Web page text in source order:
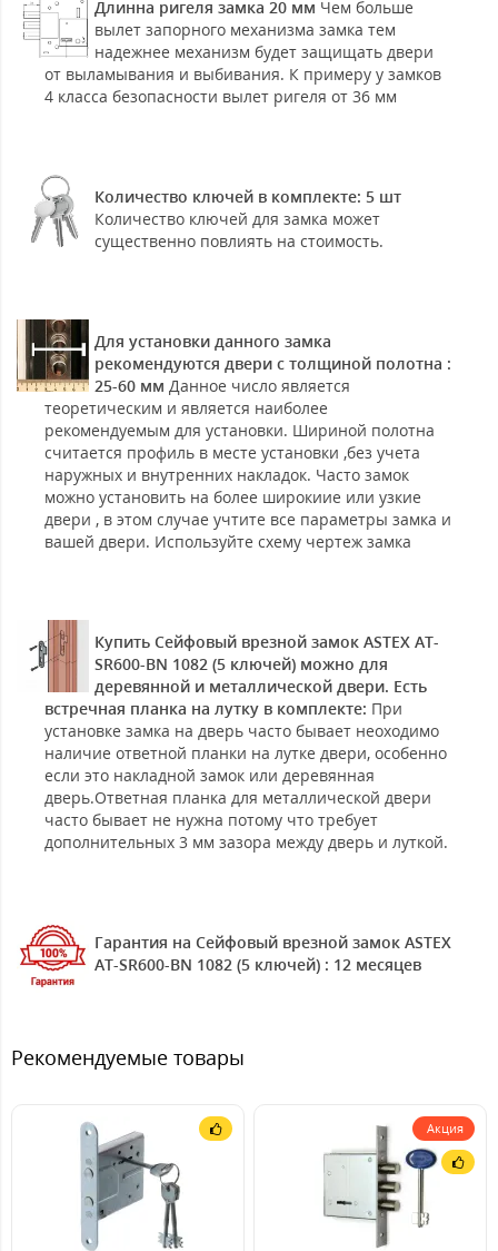
Длинна ригеля замка 20 мм Чем больше
вылет запорного механизма замка тем
надежнее механизм будет защищать двери
от выламывания и выбивания. К примеру у замков
4 класса безопасности вылет ригеля от 36 мм
Количество ключей в комплекте: 5 шт
Количество ключей для замка может
существенно повлиять на стоимость.
Для установки данного замка
рекомендуются двери с толщиной полотна :
25-60 мм Данное число является
теоретическим и является наиболее
рекомендуемым для установки. Шириной полотна
считается профиль в месте установки ,без учета
наружных и внутренних накладок. Часто замок
можно установить на более широкиие или узкие
двери , в этом случае учтите все параметры замка и
вашей двери. Используйте схему чертеж замка
Купить Сейфовый врезной замок ASTEX AT-
SR600-BN 1082 (5 ключей) можно для
деревянной и металлической двери. Есть
встречная планка на лутку в комплекте: При
установке замка на дверь часто бывает неоходимо
наличие ответной планки на лутке двери, особенно
если это накладной замок или деревянная
дверь.Ответная планка для металлической двери
часто бывает не нужна потому что требует
дополнительных 3 мм зазора между дверь и луткой.
Гарантия на Сейфовый врезной замок ASTEX
AT-SR600-BN 1082 (5 ключей) : 12 месяцев
Рекомендуемые товары
Акция